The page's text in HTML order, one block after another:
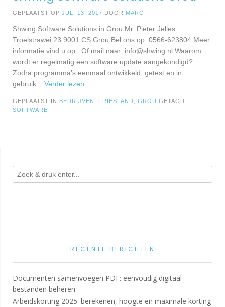
GEPLAATST OP JULI 13, 2017 DOOR MARC
Shwing Software Solutions in Grou Mr. Pieter Jelles
Troelstrawei 23 9001 CS Grou Bel ons op: 0566-623804 Meer
informatie vind u op: Of mail naar: info@shwing.nl Waarom
wordt er regelmatig een software update aangekondigd?
Zodra programma’s eenmaal ontwikkeld, getest en in
gebruik... Verder lezen
GEPLAATST IN BEDRIJVEN FRIESLAND GROU GETAGD
SOFTWARE
RECENTE BERICHTEN
Documenten samenvoegen PDF: eenvoudig digitaal
bestanden beheren
Arbeidskorting 2025: berekenen, hoogte en maximale korting